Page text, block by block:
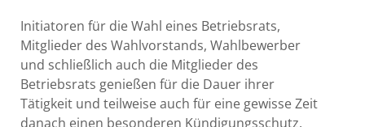
Initiatoren für die Wahl eines Betriebsrats,
Mitglieder des Wahlvorstands, Wahlbewerber
und schließlich auch die Mitglieder des
Betriebsrats genießen für die Dauer ihrer
Tätigkeit und teilweise auch für eine gewisse Zeit
danach einen besonderen Kündigungsschutz.